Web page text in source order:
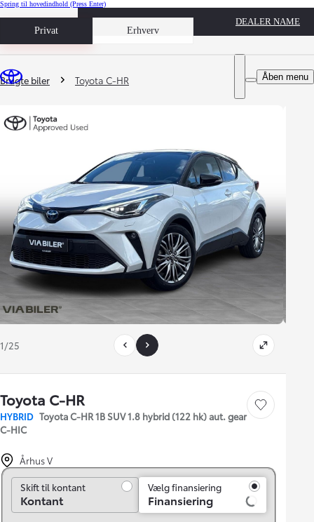
Spring til hovedindhold (Press Enter)
Privat Erhverv
Book prøvetur
DEALER NAME
Åben menu
Du er her
Brugte biler Toyota C-HR
1/25
Toyota C-HR
HYBRID Toyota C-HR 1B SUV 1.8 hybrid (122 hk) aut. gear
C-HIC
Gem bil
Århus V
Skift til kontant
Skift til kontant
Kontant
Vælg finansiering
Finansiering